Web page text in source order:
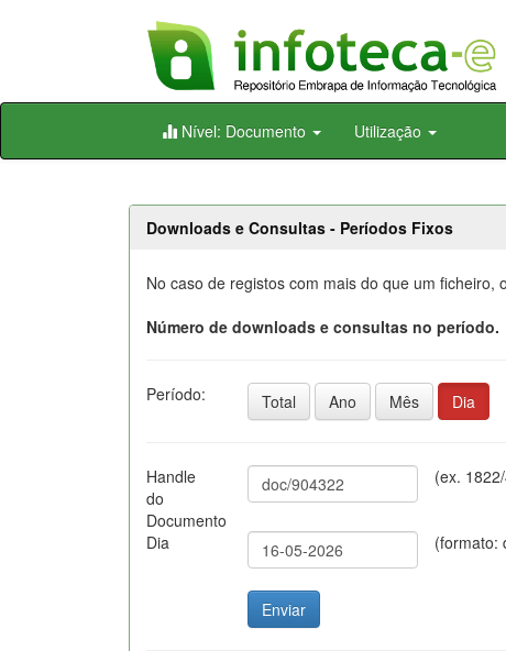
Skip
Nível: Documento Utilização
Downloads e Consultas - Períodos Fixos
No caso de registos com mais do que um
Número de downloads e consultas no período.
Período: Total Ano Mês Dia
Handle
do
Documento
(ex.
Dia (formato: